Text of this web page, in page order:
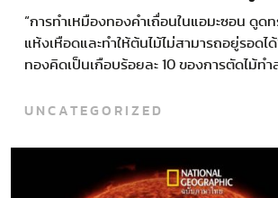
“การทำเหมืองทองคำเถื่อนในแอมะซอน ดูด
แห้งเหือดและทำให้ต้นไม้ไม่สามารถอยู่รอดไ
ทองคิดเป็นเกือบร้อยละ 10 ของการตัดไม้ทำ
UNCATEGORIZED